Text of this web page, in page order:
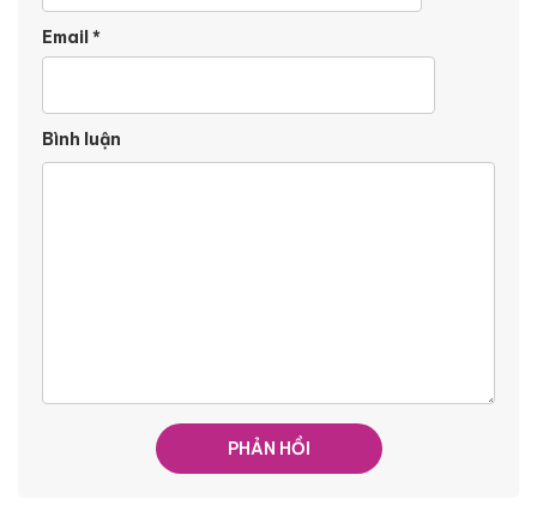
Email*
Bình luận